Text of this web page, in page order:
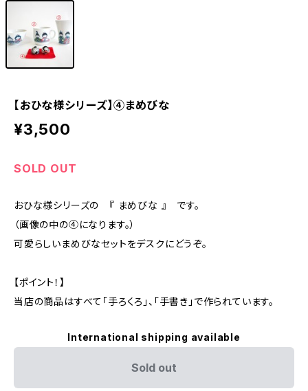
【おひな様シリーズ】④まめびな
¥3,500
SOLD OUT
おひな様シリーズの 『 まめびな 』 です。
（画像の中の④になります。）
可愛らしいまめびなセットをデスクにどうぞ。
【ポイント！】
当店の商品はすべて「手ろくろ」、「手書き」で作られています。
International shipping available
Sold out